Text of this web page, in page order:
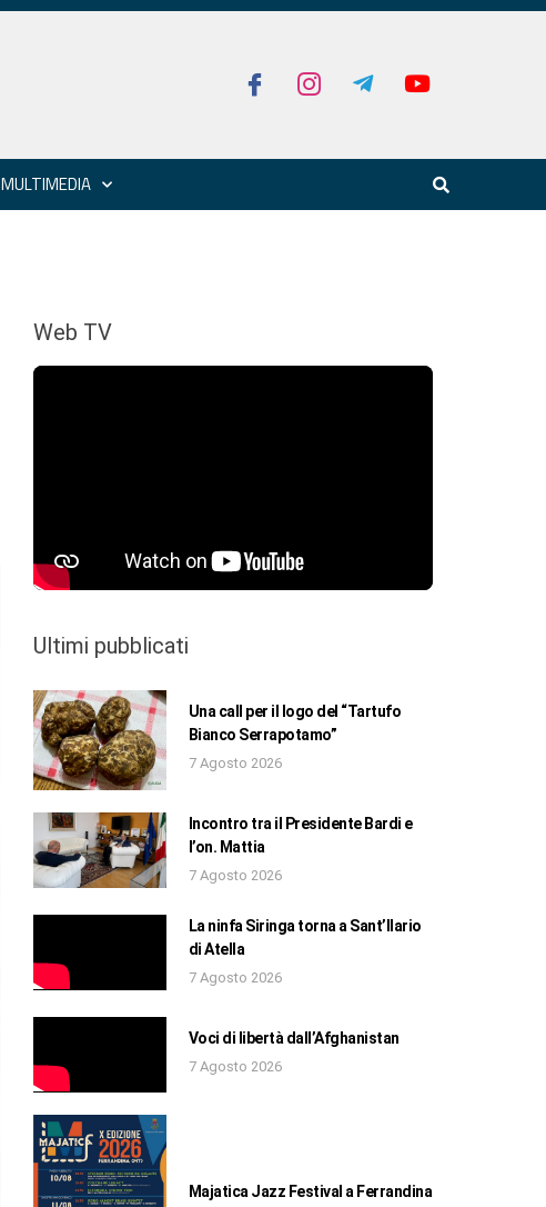
MULTIMEDIA
Web TV
Ultimi pubblicati
Una call per il logo del “Tartufo
Bianco Serrapotamo”
7 Agosto 2026
Incontro tra il Presidente Bardi e
l’on. Mattia
7 Agosto 2026
La ninfa Siringa torna a Sant’Ilario
di Atella
7 Agosto 2026
Voci di libertà dall’Afghanistan
7 Agosto 2026
Majatica Jazz Festival a Ferrandina